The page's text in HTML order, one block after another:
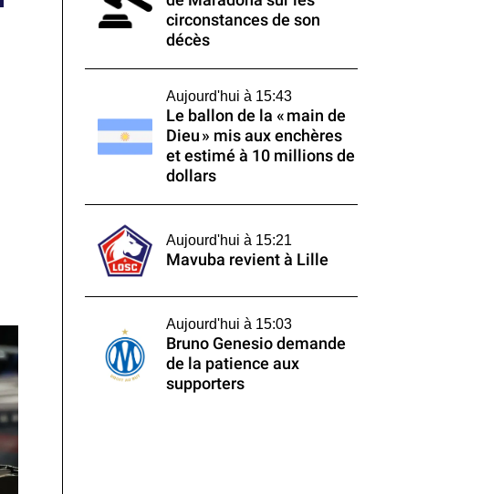
circonstances de son
décès
Aujourd'hui à 15:43
Le ballon de la « main de
Dieu » mis aux enchères
et estimé à 10 millions de
dollars
Aujourd'hui à 15:21
Mavuba revient à Lille
Aujourd'hui à 15:03
Bruno Genesio demande
de la patience aux
supporters